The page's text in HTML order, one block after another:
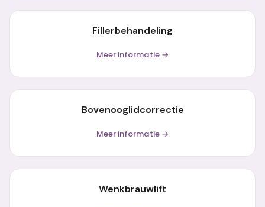
Fillerbehandeling
Meer informatie →
Bovenooglidcorrectie
Meer informatie →
Wenkbrauwlift